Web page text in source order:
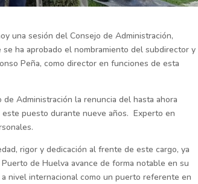
una sesión del Consejo de Administración,
ha aprobado el nombramiento del subdirector y
Peña, como director en funciones de esta
Administración la renuncia del hasta ahora
puesto durante nueve años. Experto en
rigor y dedicación al frente de este cargo, ya
de Huelva avance de forma notable en su
nivel internacional como un puerto referente en